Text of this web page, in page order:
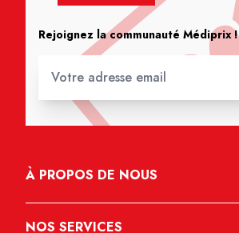
Rejoignez la communauté Médiprix !
À PROPOS DE NOUS
NOS SERVICES